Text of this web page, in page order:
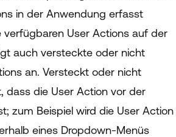
in der Anwendung erfasst
verfügbaren User Actions auf der
auch versteckte oder nicht
an. Versteckt oder nicht
dass die User Action vor der
zum Beispiel wird die User Action
eines Dropdown-Menüs